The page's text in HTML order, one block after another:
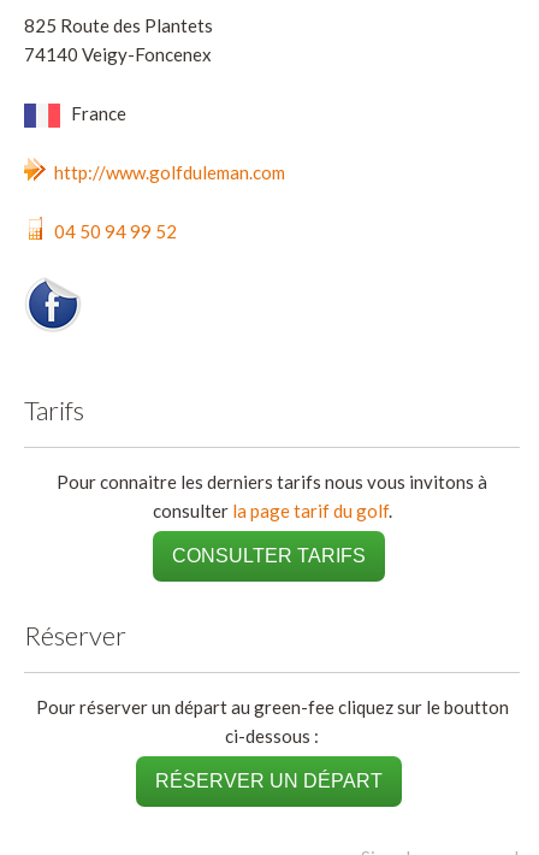
825 Route des Plantets
74140 Veigy-Foncenex
France
http://www.golfduleman.com
04 50 94 99 52
Tarifs
Pour connaitre les derniers tarifs nous vous invitons à
consulter la page tarif du golf.
CONSULTER TARIFS
Réserver
Pour réserver un départ au green-fee cliquez sur le boutton
ci-dessous :
RÉSERVER UN DÉPART